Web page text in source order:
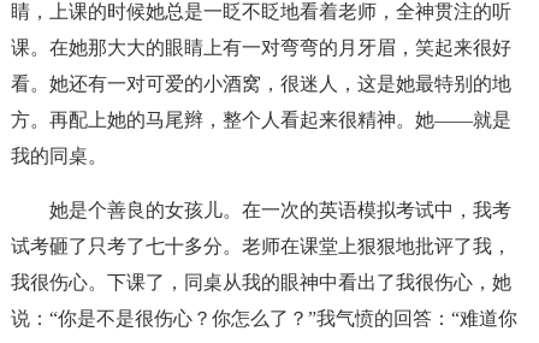
睛，上课的时候她总是一眨不眨地看着老师，全神贯注的听
课。在她那大大的眼睛上有一对弯弯的月牙眉，笑起来很好
看。她还有一对可爱的小酒窝，很迷人，这是她最特别的地
方。再配上她的马尾辫，整个人看起来很精神。她——就是
我的同桌。
她是个善良的女孩儿。在一次的英语模拟考试中，我考
试考砸了只考了七十多分。老师在课堂上狠狠地批评了我，
我很伤心。下课了，同桌从我的眼神中看出了我很伤心，她
说：“你是不是很伤心？你怎么了？”我气愤的回答：“难道你